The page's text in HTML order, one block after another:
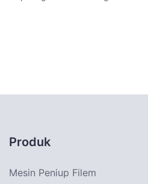
Produk
Mesin Peniup Filem